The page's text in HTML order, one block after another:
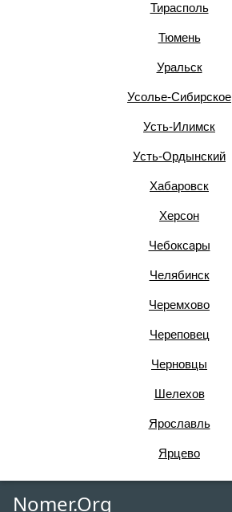
Тирасполь
Тюмень
Уральск
Усолье-Сибирское
Усть-Илимск
Усть-Ордынский
Хабаровск
Херсон
Чебоксары
Челябинск
Черемхово
Череповец
Черновцы
Шелехов
Ярославль
Ярцево
Nomer.Org